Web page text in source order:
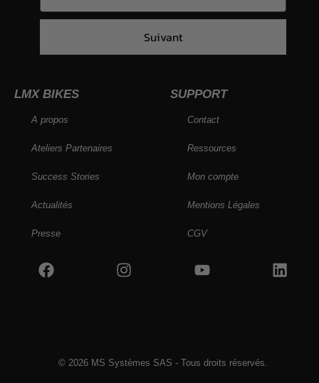
Suivant
LMX BIKES
A propos
Ateliers Partenaires
Success Stories
Actualités
Presse
SUPPORT
Contact
Ressources
Mon compte
Mentions Légales
CGV
© 2026 MS Systèmes SAS - Tous droits réservés.